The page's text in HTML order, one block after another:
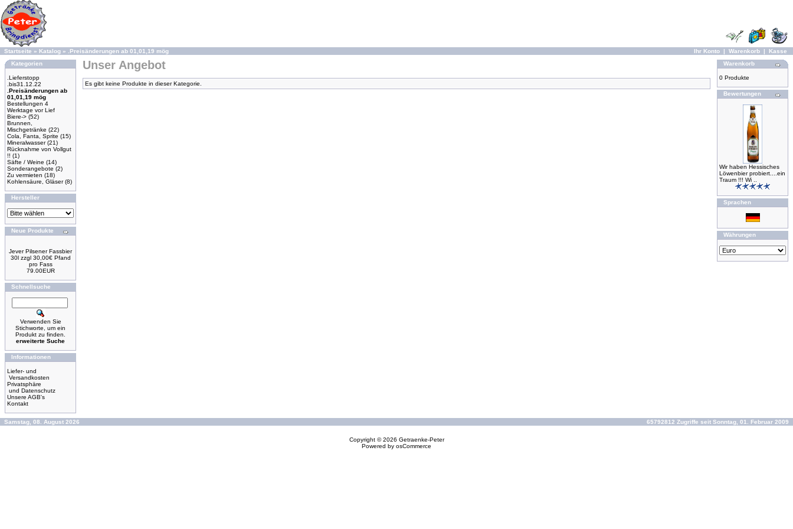
Startseite » Katalog » .Preisänderungen ab 01,01,19 mög Ihr Konto | Warenkorb | Kasse
Kategorien
.Lieferstopp
.bis31.12.22
.Preisänderungen ab
01,01,19 mög
Bestellungen 4
Werktage vor Lief
Biere-> (52)
Brunnen,
Mischgetränke (22)
Cola, Fanta, Sprite (15)
Mineralwasser(21)
Rücknahme von Vollgut
!! (1)
Säfte / Weine (14)
Sonderangebote (2)
Zu vermieten (18)
Kohlensäure, Gläser(8)
Hersteller
Neue Produkte
Jever Pilsener Fassbier
30l zzgl 30,00€ Pfand
pro Fass
79.00EUR
Schnellsuche
Verwenden Sie
Stichworte, um ein
Produkt zu finden.
erweiterte Suche
Informationen
Liefer- und
Versandkosten
Privatsphäre
und Datenschutz
Unsere AGB's
Kontakt
Unser Angebot
Es gibt keine Produkte in dieser Kategorie.
Warenkorb
0 Produkte
Bewertungen
Wir haben Hessisches
Löwenbier probiert....ein
Traum !!! Wi ..
Sprachen
Währungen
Samstag, 08. August 2026 65792812 Zugriffe seit Sonntag, 01. Februar 2009
Copyright © 2026 Getraenke-Peter
Powered by osCommerce